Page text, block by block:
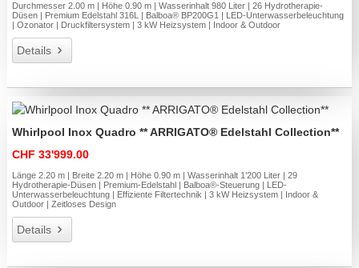
Durchmesser 2.00 m | Höhe 0.90 m | Wasserinhalt 980 Liter | 26 Hydrotherapie-
Düsen | Premium Edelstahl 316L | Balboa® BP200G1 | LED-Unterwasserbeleuchtung
| Ozonator | Druckfiltersystem | 3 kW Heizsystem | Indoor & Outdoor
Details
Whirlpool Inox Quadro ** ARRIGATO® Edelstahl Collection**
CHF 33'999.00
Länge 2.20 m | Breite 2.20 m | Höhe 0.90 m | Wasserinhalt 1’200 Liter | 29
Hydrotherapie-Düsen | Premium-Edelstahl | Balboa®-Steuerung | LED-
Unterwasserbeleuchtung | Effiziente Filtertechnik | 3 kW Heizsystem | Indoor &
Outdoor | Zeitloses Design
Details